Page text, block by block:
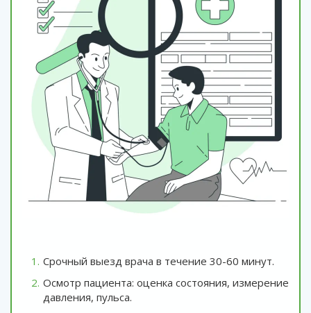
Срочный выезд врача в течение 30-60 минут.
Осмотр пациента: оценка состояния, измерение
давления, пульса.